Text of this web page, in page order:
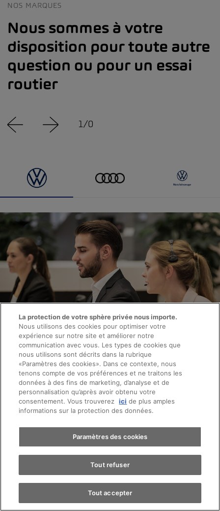
NOS MARQUES
Nous sommes à votre
disposition pour toute autre
question ou pour un essai
routier
1/0
Vos interlocuteurs VW à Bulle
Volkswagen
Vente de voiture
Contactez-nous
Prendre rendez-vous
Essai sur route
Trouver une voiture
La protection de votre sphère privée nous importe.
Nous utilisons des cookies pour optimiser votre
expérience sur notre site et améliorer notre
communication avec vous. Les types de cookies que
nous utilisons sont décrits dans la rubrique
«Paramètres des cookies». Dans ce contexte, nous
tenons compte de vos préférences et ne traitons les
données à des fins de marketing, d’analyse et de
personnalisation qu’après avoir obtenu votre
consentement. Vous trouverez ici de plus amples
informations sur la protection des données.
Paramètres des cookies
Tout refuser
Tout accepter